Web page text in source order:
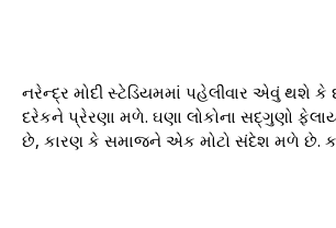
નરેન્દ્ર મોદી સ્ટેડિયમમાં પહેલીવાર એવું થશે
દરેકને પ્રેરણા મળે. ઘણા લોકોના સદ્ગુણો
છે, કારણ કે સમાજને એક મોટો સંદેશ મળે છે.